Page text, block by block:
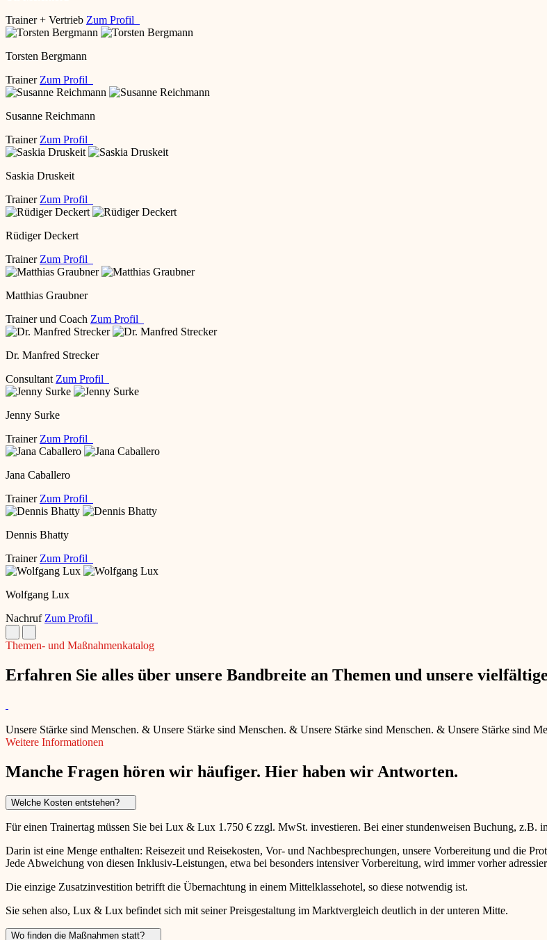
Trainer + Vertrieb Zum Profil
Torsten Bergmann
Trainer Zum Profil
Susanne Reichmann
Trainer Zum Profil
Saskia Druskeit
Trainer Zum Profil
Rüdiger Deckert
Trainer Zum Profil
Matthias Graubner
Trainer und Coach Zum Profil
Dr. Manfred Strecker
Consultant Zum Profil
Jenny Surke
Trainer Zum Profil
Jana Caballero
Trainer Zum Profil
Dennis Bhatty
Trainer Zum Profil
Wolfgang Lux
Nachruf Zum Profil
Themen- und Maßnahmenkatalog
Erfahren Sie alles über unsere Bandbreite an Themen und unsere
Unsere Stärke sind Menschen. & Unsere Stärke sind Menschen. & Unsere Stärke sind Menschen. & Unsere Stärke sind
Weitere Informationen
Manche Fragen hören wir häufiger. Hier haben wir Antworten.
Welche Kosten entstehen?
Für einen Trainertag müssen Sie bei Lux & Lux 1.750 € zzgl. MwSt. investieren. Bei einer stundenweisen Buchung, z.B.
Darin ist eine Menge enthalten: Reisezeit und Reisekosten, Vor- und Nachbesprechungen, unsere Vorbereitung und die
Jede Abweichung von diesen Inklusiv-Leistungen, etwa bei besonders intensiver Vorbereitung, wird immer vorher
Die einzige Zusatzinvestition betrifft die Übernachtung in einem Mittelklassehotel, so diese notwendig ist.
Sie sehen also, Lux & Lux befindet sich mit seiner Preisgestaltung im Marktvergleich deutlich in der unteren Mitte.
Wo finden die Maßnahmen statt?